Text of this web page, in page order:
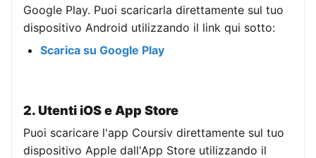
Google Play. Puoi scaricarla direttamente sul tuo
dispositivo Android utilizzando il link qui sotto:
Scarica su Google Play
2. Utenti iOS e App Store
Puoi scaricare l'app Coursiv direttamente sul tuo
dispositivo Apple dall'App Store utilizzando il